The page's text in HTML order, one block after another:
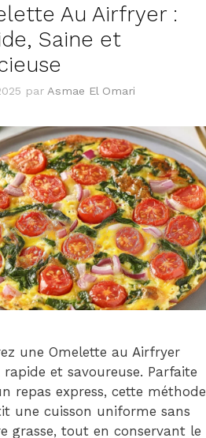
Au Airfryer :
Saine et
par Asmae El Omari
une Omelette au Airfryer
rapide et savoureuse. Parfaite
repas express, cette méthode
une cuisson uniforme sans
grasse, tout en conservant le